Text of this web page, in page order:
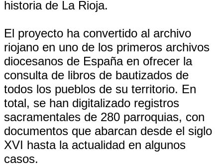
historia de La Rioja.
El proyecto ha convertido al archivo
riojano en uno de los primeros archivos
diocesanos de España en ofrecer la
consulta de libros de bautizados de
todos los pueblos de su territorio. En
total, se han digitalizado registros
sacramentales de 280 parroquias, con
documentos que abarcan desde el siglo
XVI hasta la actualidad en algunos
casos.